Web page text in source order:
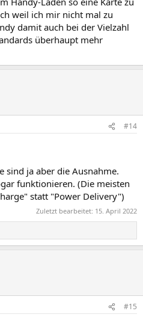
weil ich mir nicht mal zu
damit auch bei der Vielzahl
überhaupt mehr
#14
sind ja aber die Ausnahme.
funktionieren. (Die meisten
statt "Power Delivery")
Zuletzt bearbeitet: 15. April 2022
#15